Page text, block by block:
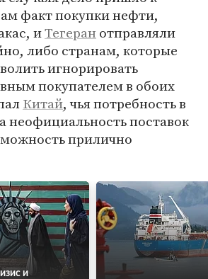
факт покупки нефти,
иТегеран отправляли
либо странам, которые
игнорировать
покупателем в обоих
Китай, чья потребность в
неофициальность поставок
прилично
и